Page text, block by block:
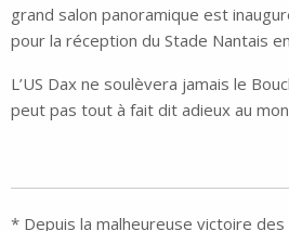
grand salon panoramique est
pour la réception du Stade Nantais
L’US Dax ne soulèvera jamais le
peut pas tout à fait dit adieux au
* Depuis la malheureuse victoire